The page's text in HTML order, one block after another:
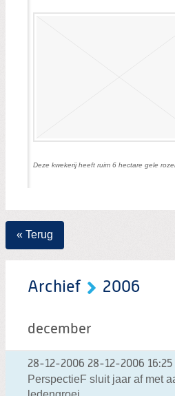
Deze kwekerij heeft ruim 6 hectare gele
« Terug
Archief 2006
december
28-12-2006 28-12-2006 16:25
PerspectieF sluit jaar af met